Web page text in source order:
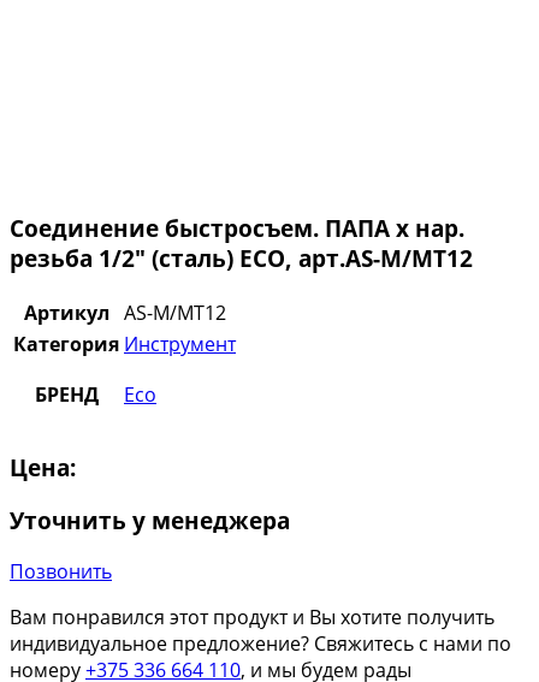
Соединение быстросъем. ПАПА х нар.
резьба 1/2″ (сталь) ECO, арт.AS-M/MT12
Артикул AS-M/MT12
Категория Инструмент
БРЕНД
Eco
Цена:
Уточнить у менеджера
Позвонить
Вам понравился этот продукт и Вы хотите получить
индивидуальное предложение? Свяжитесь с нами по
номеру+375 336 664 110, и мы будем рады